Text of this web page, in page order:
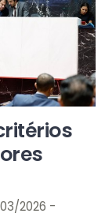
2026 -